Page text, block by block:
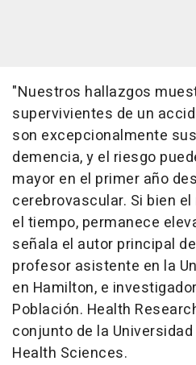
"Nuestros hallazgos
supervivientes de un
son excepcionalmente
demencia, y el riesgo
mayor en el primer año
cerebrovascular. Si bien
el tiempo, permanece
señala el autor principal
profesor asistente en la
en Hamilton, e
Población. Health
conjunto de la
Health Sciences.